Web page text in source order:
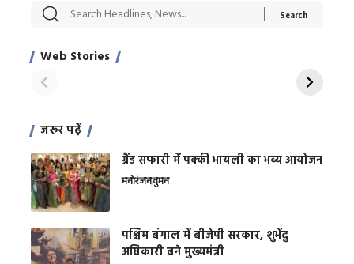
Web Stories
सट्टेबाजी में अरेस्ट हुए
साहिल खान
रोज एक कच्चे लहसुन
जरूर पढ़ें
ग्रैंड सफारी में पक्की भायली का भव्य आयोजन
मनोरंजनवुमन
पश्चिम बंगाल में बीजेपी सरकार, शुभेंदु
अधिकारी बने मुख्यमंत्री